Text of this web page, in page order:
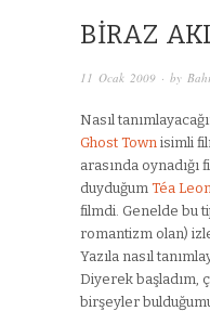
BIRAZ
11 Ocak 2009 · by
Nasıl
Ghost Town isimli
arasında
duyduğum Téa
filmdi. Genelde bu
romantizm olan)
Yazıla nasıl
Diyerek başladım,
birşeyler